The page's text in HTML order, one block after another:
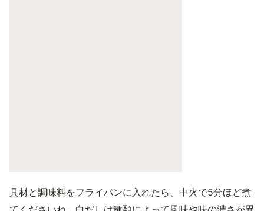
具材と調味料をフライパンに入れたら、中火で5分ほど煮